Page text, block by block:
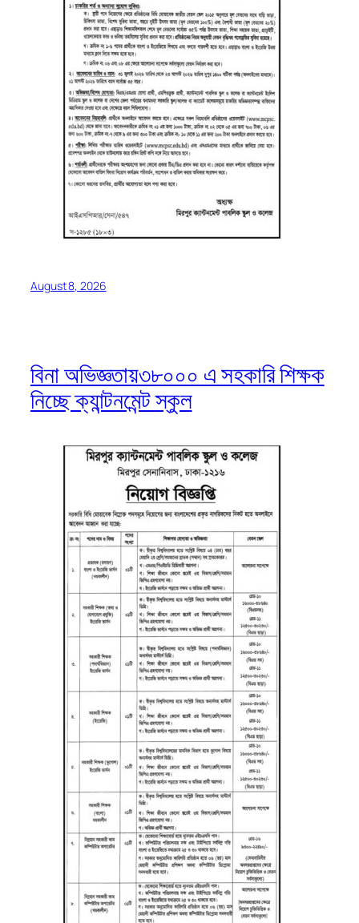
August 8, 2026
বিনা অভিজ্ঞতায়৩৮০০০ এ সহকারি শিক্ষক
নিচ্ছে ক্যান্টনমেন্ট স্কুল